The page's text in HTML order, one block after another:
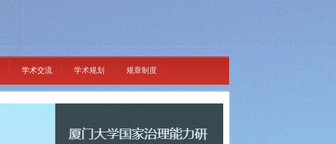
学术交流 学术规划 规章制度